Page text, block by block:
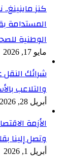
كنز
المستدامة
الوطنية
مايو 17, 2026
شرائك
والتلاعب
أبريل 28, 2026
الأزمة
وتصل إلينا
أبريل 1, 2026